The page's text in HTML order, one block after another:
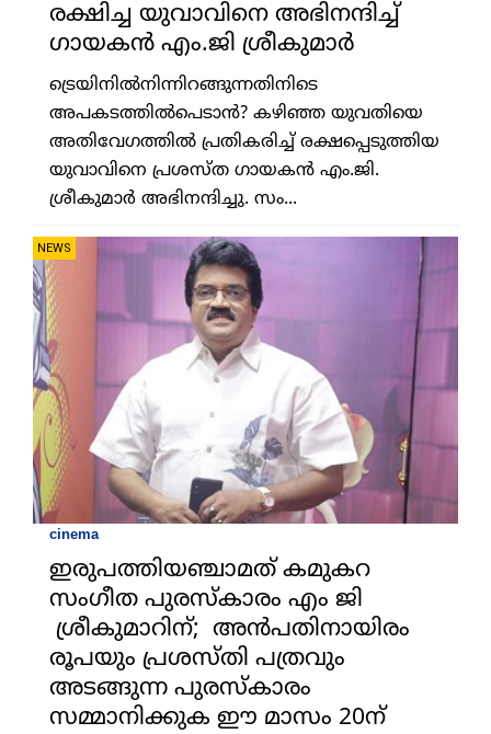
രക്ഷിച്ച യുവാവിനെ അഭിനന്ദിച്ച്
ഗായകന്‍ എം.ജി ശ്രീകുമാര്‍
ട്രെയിനില്‍നിന്നിറങ്ങുന്നതിനിടെ
അപകടത്തില്‍പെടാന്‍? കഴിഞ്ഞ യുവതിയെ
അതിവേഗത്തില്‍ പ്രതികരിച്ച് രക്ഷപ്പെടുത്തിയ
യുവാവിനെ പ്രശസ്ത ഗായകന്‍ എം.ജി.
ശ്രീകുമാര്‍ അഭിനന്ദിച്ചു. സം...
NEWS
cinema
ഇരുപത്തിയഞ്ചാമത് കമുകറ
സംഗീത പുരസ്‌കാരം എം ജി
ശ്രീകുമാറിന്; അന്‍പതിനായിരം
രൂപയും പ്രശസ്തി പത്രവും
അടങ്ങുന്ന പുരസ്‌കാരം
സമ്മാനിക്കുക ഈ മാസം 20ന്